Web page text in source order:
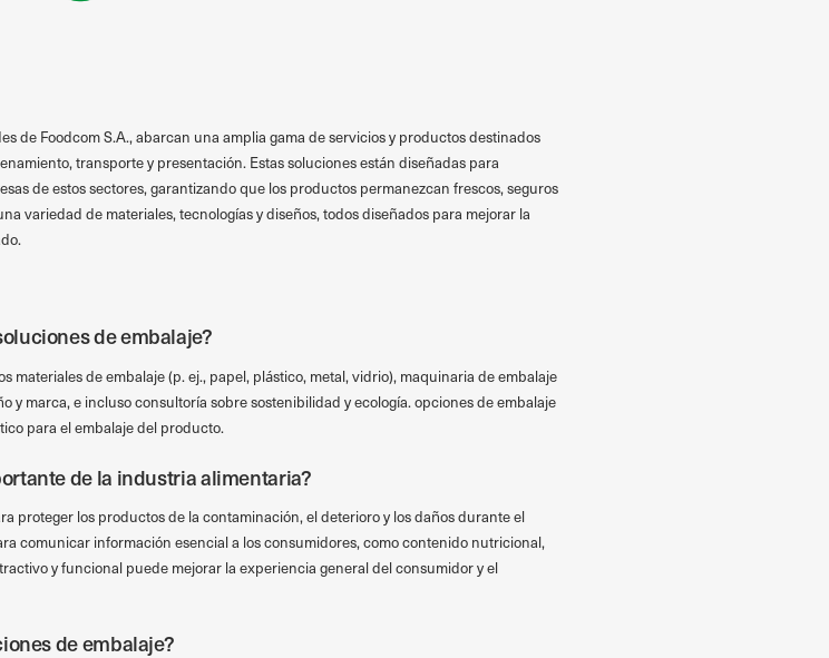
de Foodcom S.A., abarcan una amplia gama de servicios y productos destinados
transporte y presentación. Estas soluciones están diseñadas para
de estos sectores, garantizando que los productos permanezcan frescos, seguros
variedad de materiales, tecnologías y diseños, todos diseñados para mejorar la
de embalaje?
materiales de embalaje (p. ej., papel, plástico, metal, vidrio), maquinaria de embalaje
y marca, e incluso consultoría sobre sostenibilidad y ecología. opciones de embalaje
para el embalaje del producto.
de la industria alimentaria?
proteger los productos de la contaminación, el deterioro y los daños durante el
comunicar información esencial a los consumidores, como contenido nutricional,
y funcional puede mejorar la experiencia general del consumidor y el
de embalaje?